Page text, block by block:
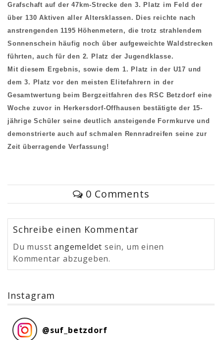
Grafschaft auf der 47km-Strecke den 3. Platz im Feld der
über 130 Aktiven aller Altersklassen. Dies reichte nach
anstrengenden 1195 Höhenmetern, die trotz strahlendem
Sonnenschein häufig noch über aufgeweichte Waldstrecken
führten, auch für den 2. Platz der Jugendklasse.
Mit diesem Ergebnis, sowie dem 1. Platz in der U17 und
dem 3. Platz vor den meisten Elitefahrern in der
Gesamtwertung beim Bergzeitfahren des RSC Betzdorf eine
Woche zuvor in Herkersdorf-Offhausen bestätigte der 15-
jährige Schüler seine deutlich ansteigende Formkurve und
demonstrierte auch auf schmalen Rennradreifen seine zur
Zeit überragende Verfassung!
0 Comments
Schreibe einen Kommentar
Du musstangemeldet sein, um einen
Kommentar abzugeben.
Instagram
@suf_betzdorf